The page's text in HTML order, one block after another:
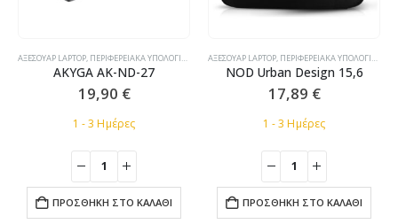
ΤΡΟΦΟΔΟΤΙΚΆ LAPTOP ΣΥΜΒΑΤΆ
ΑΞΕΣΟΥΆΡ LAPTOP, ΠΕΡΙΦΕΡΕΙΑΚΆ ΥΠΟΛΟΓΙΣΤΏΝ ΤΡΟΦΟΔΟΤΙΚΆ LAPTOP ΣΥΜΒΑΤΆ
AKYGA AK-ND-27
19,90 €
1 - 3 Ημέρες
ΠΡΟΣΘΉΚΗ ΣΤΟ ΚΑΛΆΘΙ
ΑΞΕΣΟΥΆΡ LAPTOP, ΠΕΡΙΦΕΡΕΙΑΚΆ ΥΠΟΛΟΓΙΣΤΏΝ
NOD Urban Design 15,6
17,89 €
1 - 3 Ημέρες
ΠΡΟΣΘΉΚΗ ΣΤΟ ΚΑΛΆΘΙ